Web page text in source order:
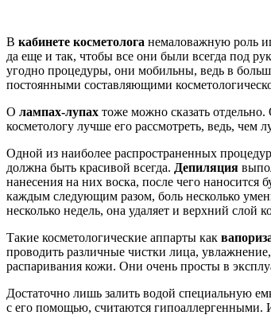
В кабинете косметолога немаловажную роль
да еще и так, чтобы все они были всегда под
угодно процедуры, они мобильны, ведь в
постоянными составляющими
О лампах-лупах тоже можно сказать
косметологу лучше его рассмотреть, ведь, чем
Одной из наиболее распространенных
должна быть красивой всегда. Депиляция
нанесения на них воска, после чего
каждым следующим разом, боль несколько
несколько недель, она удаляет и верхний слой
Такие косметологические аппарты как
проводить различные чистки лица,
распаривания кожи. Они очень просты в
Достаточно лишь залить водой специальную
с его помощью, считаются гипоаллергенными.